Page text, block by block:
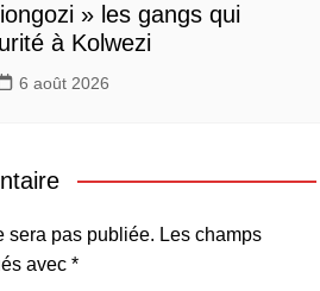
» les gangs qui
à Kolwezi
6 août 2026
sera pas publiée. Les champs
avec *